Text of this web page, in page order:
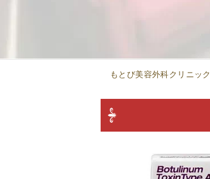
もとび美容外科クリニック